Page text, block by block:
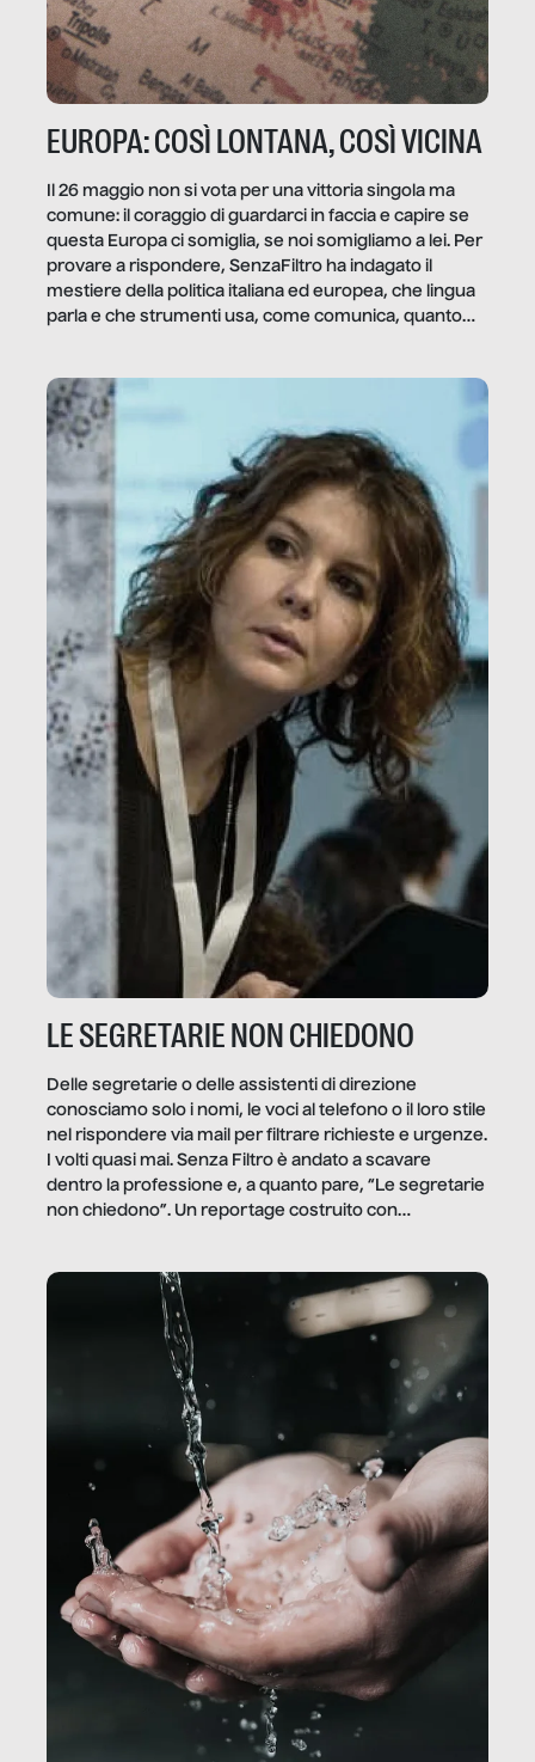
EUROPA: COSÌ LONTANA, COSÌ VICINA
Il 26 maggio non si vota per una vittoria singola ma
comune: il coraggio di guardarci in faccia e capire se
questa Europa ci somiglia, se noi somigliamo a lei. Per
provare a rispondere, SenzaFiltro ha indagato il
mestiere della politica italiana ed europea, che lingua
parla e che strumenti usa, come comunica, quanto
LE SEGRETARIE NON CHIEDONO
Delle segretarie o delle assistenti di direzione
conosciamo solo i nomi, le voci al telefono o il loro stile
nel rispondere via mail per filtrare richieste e urgenze.
I volti quasi mai. Senza Filtro è andato a scavare
dentro la professione e, a quanto pare, “Le segretarie
non chiedono”. Un reportage costruito con